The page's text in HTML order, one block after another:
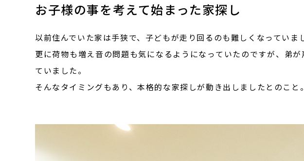
お子様の事を考えて始まった家探し
以前住んでいた家は手狭で、子どもが走り回るのも難しくなっていま
更に荷物も増え音の問題も気になるようになっていたのですが、弟
ていました。
そんなタイミングもあり、本格的な家探しが動き出しましたとのこと。